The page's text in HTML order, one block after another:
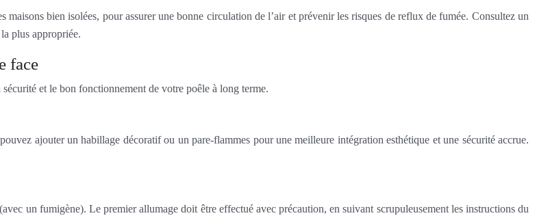
bien isolées, pour assurer une bonne circulation de l’air et prévenir les risques de reflux de fumée. Consultez un
plus appropriée.
face
et le bon fonctionnement de votre poêle à long terme.
ajouter un habillage décoratif ou un pare-flammes pour une meilleure intégration esthétique et une sécurité accrue.
un fumigène). Le premier allumage doit être effectué avec précaution, en suivant scrupuleusement les instructions du